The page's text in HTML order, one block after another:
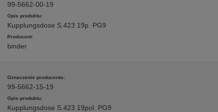
99-5662-00-19
Kupplungsdose S.423 19p. PG9
binder
99-5662-15-19
Kupplungsdose S.423 19pol. PG9